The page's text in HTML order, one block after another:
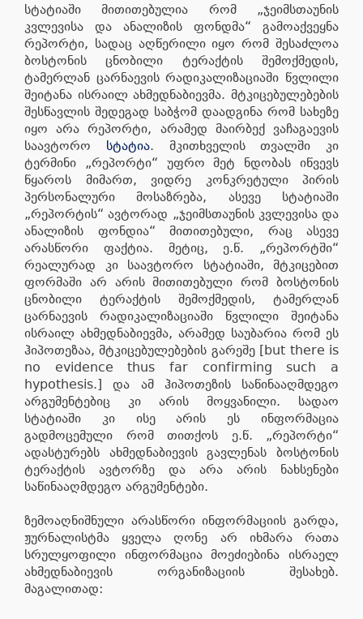
სტატიაში მითითებულია რომ „ჯეიმსთაუნის
კვლევისა და ანალიზის ფონდმა“ გამოაქვეყნა
რეპორტი, სადაც აღწერილი იყო რომ შესაძლოა
ბოსტონის ცნობილი ტერაქტის შემოქმედის,
ტამერლან ცარნაევის რადიკალიზაციაში წვლილი
შეიტანა ისრაილ ახმედნაბიევმა. მტკიცებულებების
შესწავლის შედეგად საბჭომ დაადგინა რომ სახეზე
იყო არა რეპორტი, არამედ მაირბექ ვაჩაგაევის
საავტორო სტატია. მკითხველის თვალში კი
ტერმინი „რეპორტი“ უფრო მეტ ნდობას იწვევს
წყაროს მიმართ, ვიდრე კონკრეტული პირის
პერსონალური მოსაზრება, ასევე სტატიაში
„რეპორტის“ ავტორად „ჯეიმსთაუნის კვლევისა და
ანალიზის ფონდია“ მითითებული, რაც ასევე
არასწორი ფაქტია. მეტიც, ე.წ. „რეპორტში“
რეალურად კი საავტორო სტატიაში, მტკიცებით
ფორმაში არ არის მითითებული რომ ბოსტონის
ცნობილი ტერაქტის შემოქმედის, ტამერლან
ცარნაევის რადიკალიზაციაში წვლილი შეიტანა
ისრაილ ახმედნაბიევმა, არამედ საუბარია რომ ეს
ჰიპოთეზაა, მტკიცებულებების გარეშე [but there is
no evidence thus far confirming such a
hypothesis.] და ამ ჰიპოთეზის საწინააღმდეგო
არგუმენტებიც კი არის მოყვანილი. სადაო
სტატიაში კი ისე არის ეს ინფორმაცია
გადმოცემული რომ თითქოს ე.წ. „რეპორტი“
ადასტურებს ახმედნაბიევის გავლენას ბოსტონის
ტერაქტის ავტორზე და არა არის ნახსენები
საწინააღმდეგო არგუმენტები.
ზემოაღნიშნული არასწორი ინფორმაციის გარდა,
ჟურნალისტმა ყველა ღონე არ იხმარა რათა
სრულყოფილი ინფორმაცია მოეძიებინა ისრაელ
ახმედნაბიევის ორგანიზაციის შესახებ.
მაგალითად: